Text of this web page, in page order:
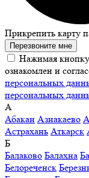
Прикрепить карту
Перезвоните мне
Нажимая
ознакомлен и
персональных
персональных
А
Абакан Азнакаево
Астрахань Аткарск
Б
Балаково Балахна
Белореченск